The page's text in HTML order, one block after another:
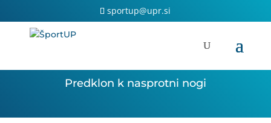
content
sportup@upr.si
Predklon k nasprotni nogi